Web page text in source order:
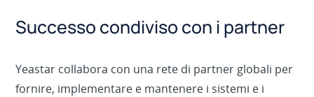
Successo condiviso con i partner
Yeastar collabora con una rete di partner globali per
fornire, implementare e mantenere i sistemi e i